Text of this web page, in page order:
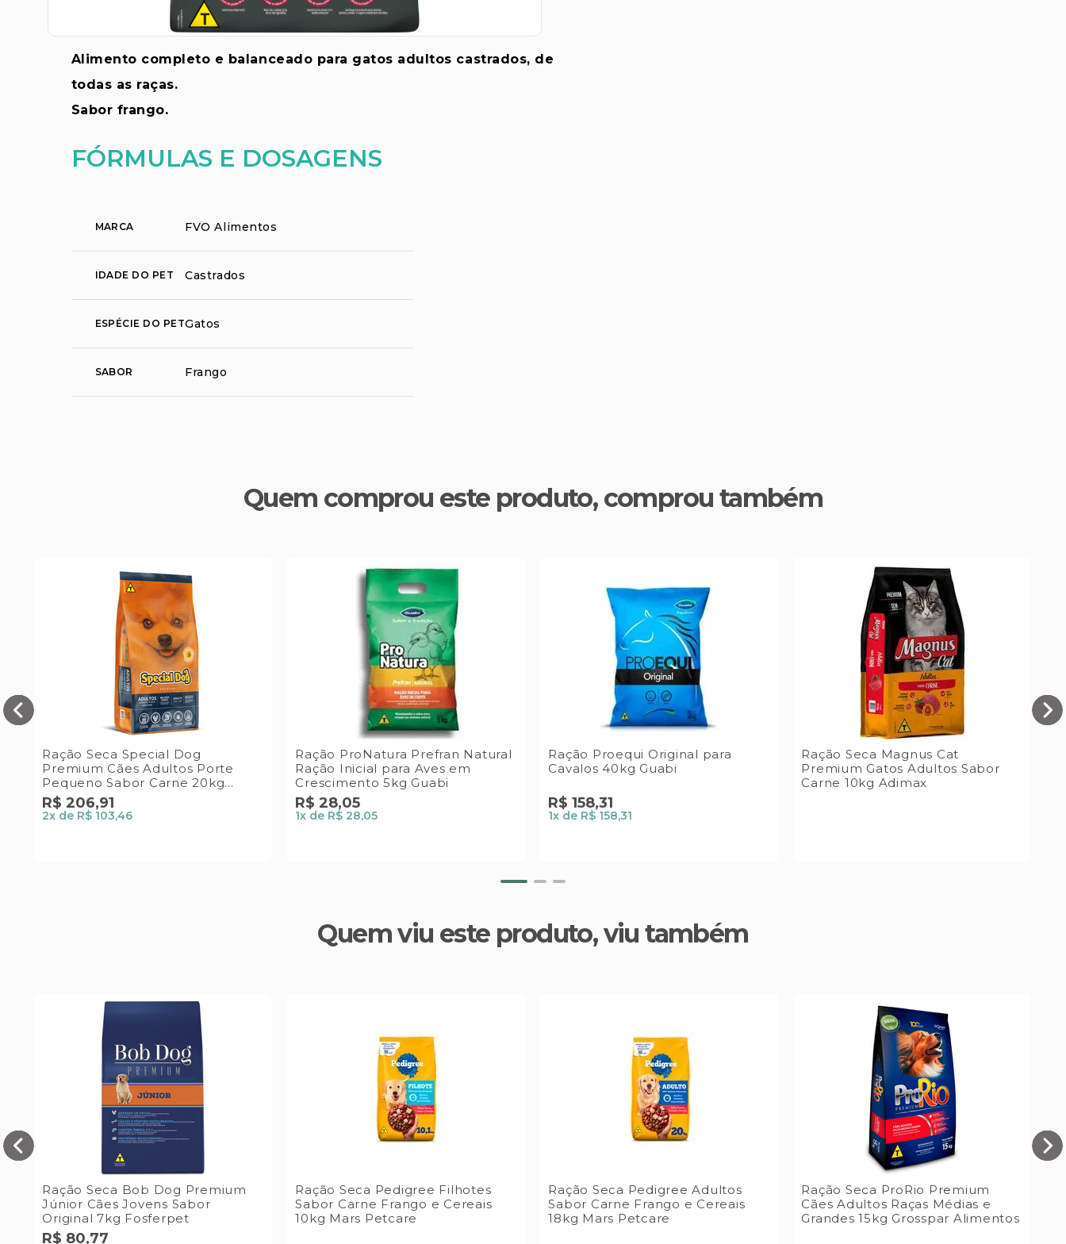
Alimento completo e balanceado para gatos adultos castrados, de
todas as raças.
Sabor frango.
FÓRMULAS E DOSAGENS
MARCA FVO Alimentos
IDADE DO PET Castrados
ESPÉCIE DO PETGatos
SABOR Frango
Quem comprou este produto, comprou também
Ração Seca Special Dog
Premium Cães Adultos Porte
Pequeno Sabor Carne 20kg
Special Dog
R$ 206,91
2x de R$ 103,46
Ração ProNatura Prefran Natural
Ração Inicial para Aves em
Crescimento 5kg Guabi
R$ 28,05
1x de R$ 28,05
Ração Proequi Original para
Cavalos 40kg Guabi
R$ 158,31
1x de R$ 158,31
Ração Seca Magnus Cat
Premium Gatos Adultos Sabor
Carne 10kg Adimax
Quem viu este produto, viu também
Ração Seca Bob Dog Premium
Júnior Cães Jovens Sabor
Original 7kg Fosferpet
R$ 80,77
Ração Seca Pedigree Filhotes
Sabor Carne Frango e Cereais
10kg Mars Petcare
Ração Seca Pedigree Adultos
Sabor Carne Frango e Cereais
18kg Mars Petcare
Ração Seca ProRio Premium
Cães Adultos Raças Médias e
Grandes 15kg Grosspar Alimentos